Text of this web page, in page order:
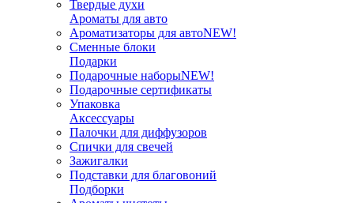
Твердые духи
Ароматы для авто
Ароматизаторы для автоNEW!
Сменные блоки
Подарки
Подарочные наборыNEW!
Подарочные сертификаты
Упаковка
Аксессуары
Палочки для диффузоров
Спички для свечей
Зажигалки
Подставки для благовоний
Подборки